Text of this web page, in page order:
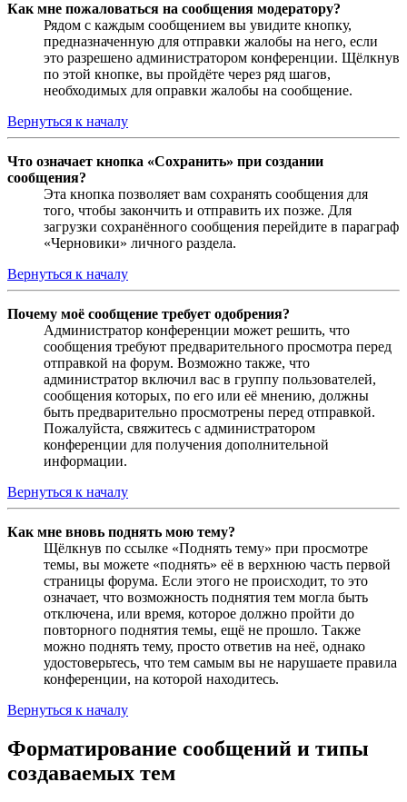
Как мне пожаловаться на сообщения модератору?
Рядом с каждым сообщением вы увидите кнопку,
предназначенную для отправки жалобы на него, если
это разрешено администратором конференции. Щёлкнув
по этой кнопке, вы пройдёте через ряд шагов,
необходимых для оправки жалобы на сообщение.
Вернуться к началу
Что означает кнопка «Сохранить» при создании
сообщения?
Эта кнопка позволяет вам сохранять сообщения для
того, чтобы закончить и отправить их позже. Для
загрузки сохранённого сообщения перейдите в параграф
«Черновики» личного раздела.
Вернуться к началу
Почему моё сообщение требует одобрения?
Администратор конференции может решить, что
сообщения требуют предварительного просмотра перед
отправкой на форум. Возможно также, что
администратор включил вас в группу пользователей,
сообщения которых, по его или её мнению, должны
быть предварительно просмотрены перед отправкой.
Пожалуйста, свяжитесь с администратором
конференции для получения дополнительной
информации.
Вернуться к началу
Как мне вновь поднять мою тему?
Щёлкнув по ссылке «Поднять тему» при просмотре
темы, вы можете «поднять» её в верхнюю часть первой
страницы форума. Если этого не происходит, то это
означает, что возможность поднятия тем могла быть
отключена, или время, которое должно пройти до
повторного поднятия темы, ещё не прошло. Также
можно поднять тему, просто ответив на неё, однако
удостоверьтесь, что тем самым вы не нарушаете правила
конференции, на которой находитесь.
Вернуться к началу
Форматирование сообщений и типы
создаваемых тем